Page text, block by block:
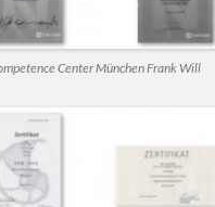
Center München Frank Will